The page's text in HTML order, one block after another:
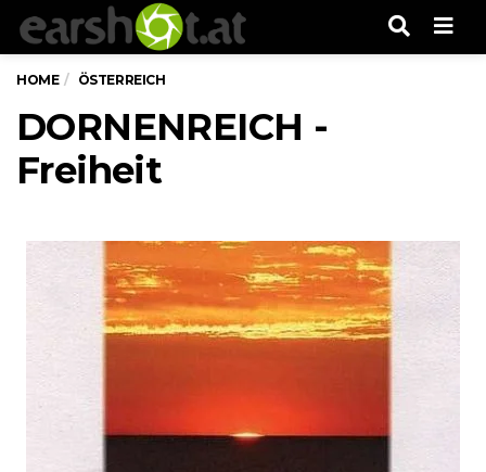
HOME ÖSTERREICH
DORNENREICH -
Freiheit